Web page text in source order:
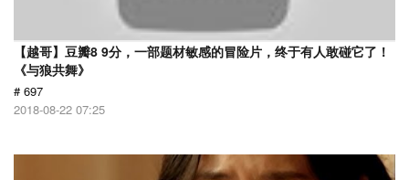
【越哥】豆瓣8 9分，一部题材敏感的冒险片，终于有人敢碰它了！
《与狼共舞》
# 697
2018-08-22 07:25